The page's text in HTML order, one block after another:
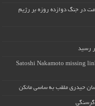
در جنگ دوازده روزه بر رژیم
Satoshi Nakamoto missing
حیدری ملقب به ساسی مانکن